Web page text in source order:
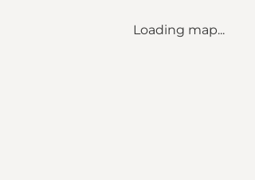
Loading map...